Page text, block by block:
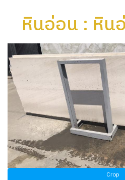
หินอ่อน : หิน
Crop